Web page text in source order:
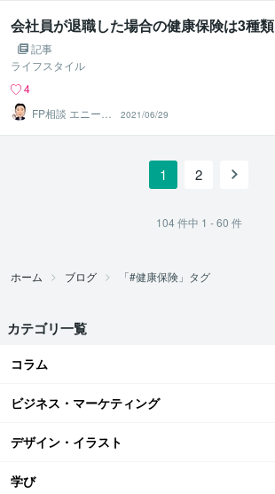
会社員が退職した場合の健康保険は3種類
記事
ライフスタイル
4
FP相談 エニーラ
イフラボ
2021/06/29
1 2
104件中 1 - 60 件
ホーム ブログ 「#健康保険」タグ
カテゴリ一覧
コラム
ビジネス・マーケティング
デザイン・イラスト
学び